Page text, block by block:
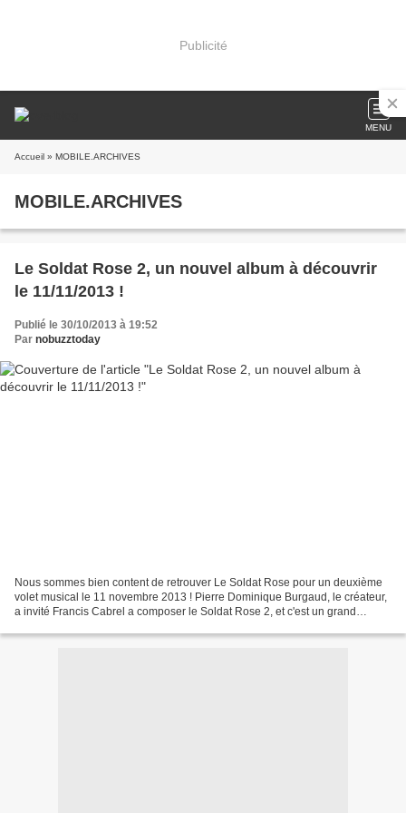
Publicité
MENU
Accueil » MOBILE.ARCHIVES
MOBILE.ARCHIVES
Le Soldat Rose 2, un nouvel album à découvrir
le 11/11/2013 !
Publié le 30/10/2013 à 19:52
Par nobuzztoday
Nous sommes bien content de retrouver Le Soldat Rose pour un deuxième
volet musical le 11 novembre 2013 ! Pierre Dominique Burgaud, le créateur,
a invité Francis Cabrel a composer le Soldat Rose 2, et c'est un grand